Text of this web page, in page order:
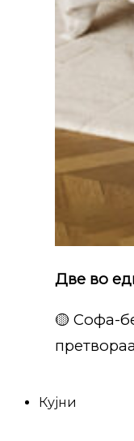
Две во
🟡 Софа-
Кујни